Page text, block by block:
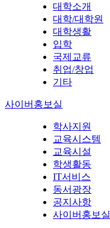
대학소개
대학/대학원
대학생활
입학
국제교류
취업/창업
기타
사이버홍보실
학사지원
교육시스템
교육시설
학생활동
IT서비스
동서광장
공지사항
사이버홍보실